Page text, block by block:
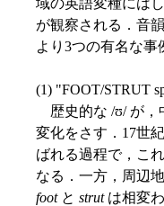
が観察される．音
より3つの有名な事
(1) "FOOT/STRUT
歴史的な /ʊ/ が，
変化をさす．17世
ばれる過程で，こ
なる．一方，周辺
footと strutは相変